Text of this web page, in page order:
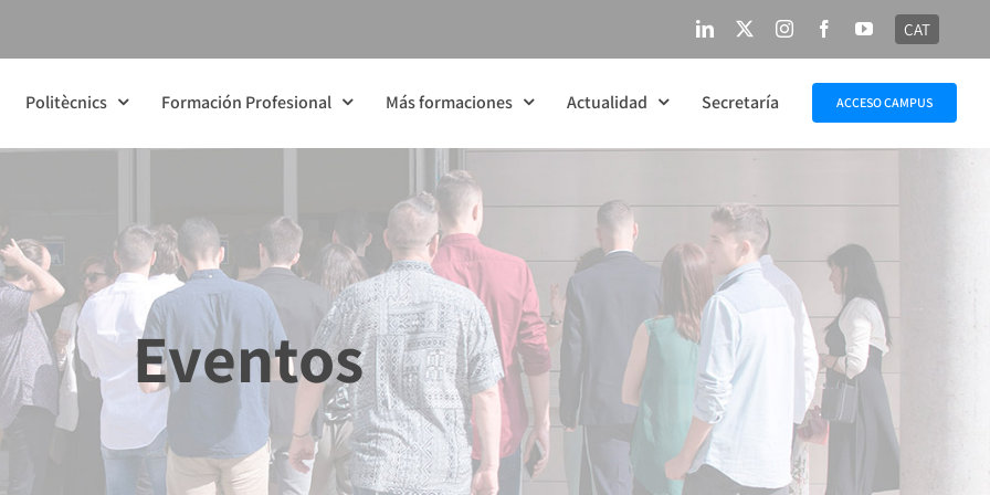
LinkedIn InstagramFacebookYouTube
CAT
Politècnics Formación Profesional Más formaciones Actualidad Secretaría ACCESO CAMPUS
Eventos